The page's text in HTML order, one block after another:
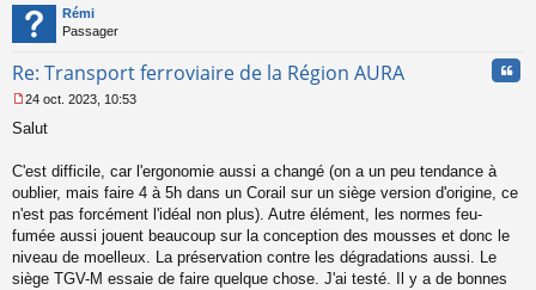
Rémi
Passager
Re: Transport ferroviaire de la Région AURA
e
s
a
g
e
n
o
n
24 oct. 2023, 10:53
Salut
C'est difficile, car l'ergonomie aussi a changé (on a un peu tendance à
oublier, mais faire 4 à 5h dans un Corail sur un siège version d'origine, ce
n'est pas forcément l'idéal non plus). Autre élément, les normes feu-
fumée aussi jouent beaucoup sur la conception des mousses et donc le
niveau de moelleux. La préservation contre les dégradations aussi. Le
siège TGV-M essaie de faire quelque chose. J'ai testé. Il y a de bonnes